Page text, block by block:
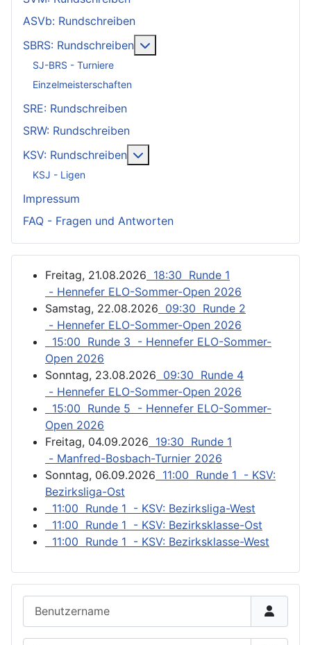
ASVb: Rundschreiben
SBRS: Rundschreiben
SJ-BRS - Turniere
Einzelmeisterschaften
SRE: Rundschreiben
SRW: Rundschreiben
KSV: Rundschreiben
KSJ - Ligen
Impressum
FAQ - Fragen und Antworten
Freitag, 21.08.2026 18:30 Runde 1
- Hennefer ELO-Sommer-Open 2026
Samstag, 22.08.2026 09:30 Runde 2
- Hennefer ELO-Sommer-Open 2026
15:00 Runde 3 - Hennefer ELO-Sommer-
Open 2026
Sonntag, 23.08.2026 09:30 Runde 4
- Hennefer ELO-Sommer-Open 2026
15:00 Runde 5 - Hennefer ELO-Sommer-
Open 2026
Freitag, 04.09.2026 19:30 Runde 1
- Manfred-Bosbach-Turnier 2026
Sonntag, 06.09.2026 11:00 Runde 1 - KSV:
Bezirksliga-Ost
11:00 Runde 1 - KSV: Bezirksliga-West
11:00 Runde 1 - KSV: Bezirksklasse-Ost
11:00 Runde 1 - KSV: Bezirksklasse-West